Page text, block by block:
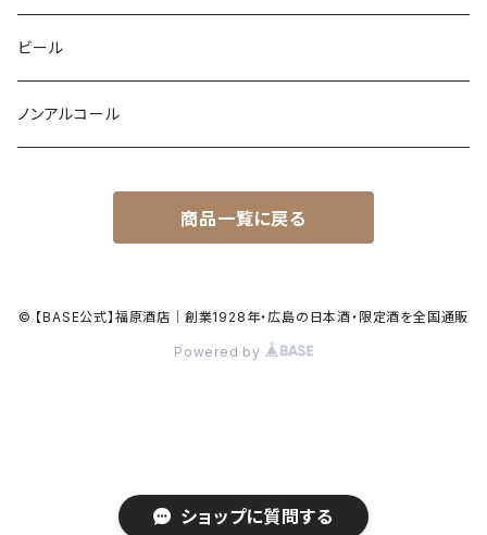
ショップに質問する
ビール
ノンアルコール
商品一覧に戻る
© 【BASE公式】福原酒店｜創業1928年・広島の日本酒・限定酒を全国通販
Powered by